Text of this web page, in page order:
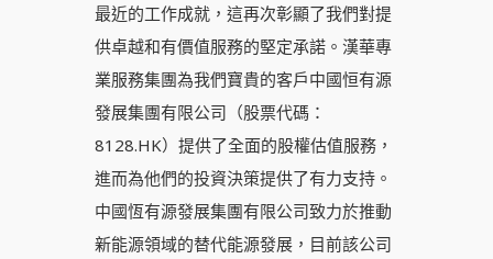
最近的工作成就，這再次彰顯了我們對提
供卓越和有價值服務的堅定承諾。漢華專
業服務集團為我們寶貴的客戶中國恒有源
發展集團有限公司（股票代碼：
8128.HK）提供了全面的股權估值服務，
進而為他們的投資決策提供了有力支持。
中國恆有源發展集團有限公司致力於推動
新能源領域的替代能源發展，目前該公司